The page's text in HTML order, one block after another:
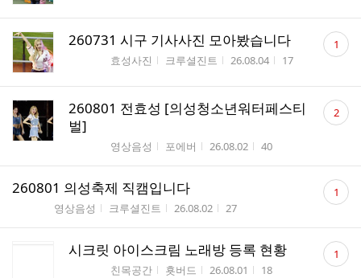
260731 시구 기사사진 모아봤습니다
효성사진 작성자
크루셜진트 작성시간
26.08.04 조회수
17
댓
글 1
260801 전효성 [의성청소년워터페스티
벌]
영상음성 작성자
포에버 작성시간
26.08.02 조회수
40
댓
글 2
260801 의성축제 직캠입니다
영상음성 작성자
크루셜진트 작성시간
26.08.02 조회수
27
댓
글 1
시크릿 아이스크림 노래방 등록 현황
친목공간 작성자
횻버드 작성시간
26.08.01 조회수
18
댓
글 1